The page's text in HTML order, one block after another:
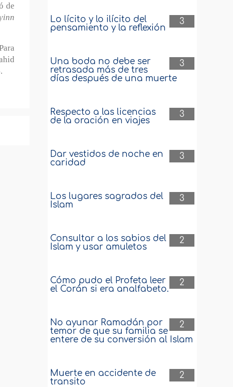
de
3
Lo lícito y lo ilícito del
pensamiento y la reflexión
3
Una boda no debe ser
retrasada más de tres
días después de una muerte
3
Respecto a las licencias
de la oración en viajes
3
Dar vestidos de noche en
caridad
3
Los lugares sagrados del
Islam
2
Consultar a los sabios del
Islam y usar amuletos
2
Cómo pudo el Profeta leer
el Corán si era analfabeto.
2
No ayunar Ramadán por
temor de que su familia se
entere de su conversión al Islam
2
Muerte en accidente de
transito